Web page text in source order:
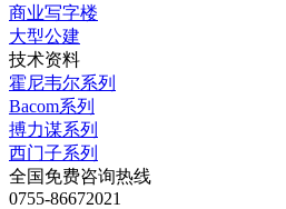
商业写字楼
大型公建
技术资料
霍尼韦尔系列
Bacom系列
搏力谋系列
西门子系列
全国免费咨询热线
0755-86672021